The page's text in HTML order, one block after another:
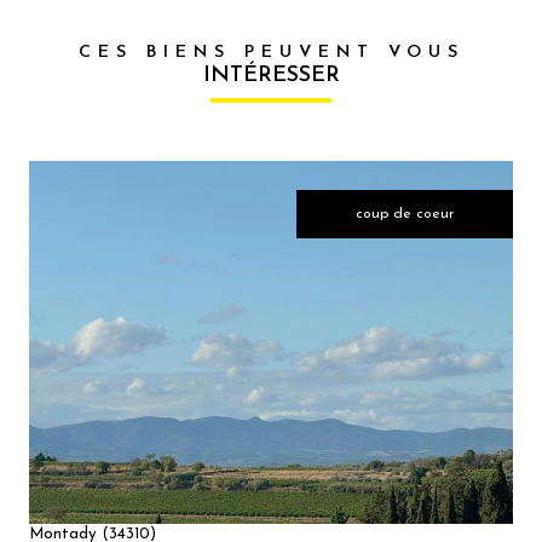
CES BIENS PEUVENT VOUS
INTÉRESSER
coup de coeur
VOIR LE
Montady (34310)